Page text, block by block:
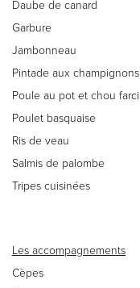
Daube de canard
Garbure
Jambonneau
Pintade aux champignons
Poule au pot et chou farci
Poulet basquaise
Ris de veau
Salmis de palombe
Tripes cuisinées
Les accompagnements
Cèpes